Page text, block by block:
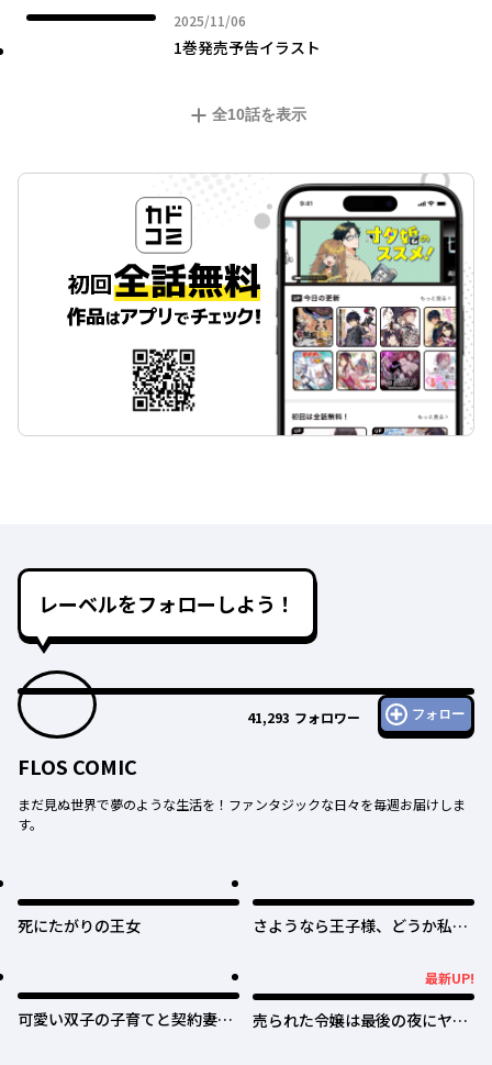
2025/11/06
2025年11月06日
1巻発売予告イラスト
全10話を表示
レーベルをフォローしよう！
41,293 フォロワー フォロー
FLOS COMIC
まだ見ぬ世界で夢のような生活を！ファンタジックな日々を毎週お届けしま
す。
死にたがりの王女
さようなら王子様、どうか私の
可愛い双子の子育てと契約妻は
最新UP!
売られた令嬢は最後の夜にヤリ